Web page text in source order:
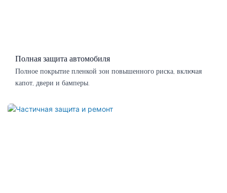
Полная защита автомобиля
Полное покрытие пленкой зон повышенного риска, включая
капот, двери и бамперы.